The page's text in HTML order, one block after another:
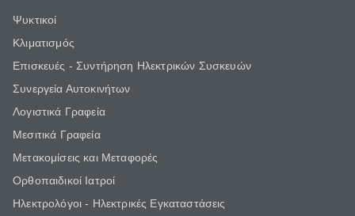
Ψυκτικοί
Κλιματισμός
Επισκευές - Συντήρηση Ηλεκτρικών Συσκευών
Συνεργεία Αυτοκινήτων
Λογιστικά Γραφεία
Μεσιτικά Γραφεία
Μετακομίσεις και Μεταφορές
Ορθοπαιδικοί Ιατροί
Ηλεκτρολόγοι - Ηλεκτρικές Εγκαταστάσεις